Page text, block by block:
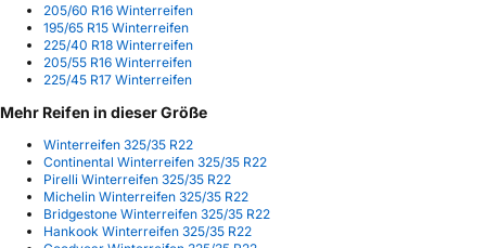
205/60 R16 Winterreifen
195/65 R15 Winterreifen
225/40 R18 Winterreifen
205/55 R16 Winterreifen
225/45 R17 Winterreifen
Mehr Reifen in dieser Größe
Winterreifen 325/35 R22
Continental Winterreifen 325/35 R22
Pirelli Winterreifen 325/35 R22
Michelin Winterreifen 325/35 R22
Bridgestone Winterreifen 325/35 R22
Hankook Winterreifen 325/35 R22